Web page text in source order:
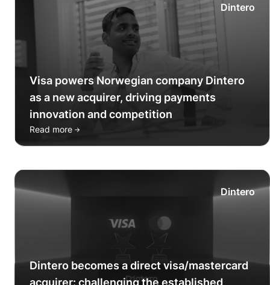
Dintero
Visa powers Norwegian company Dintero
as a new acquirer, driving payments
innovation and competition
Read more →
Dintero
Dintero becomes a direct visa/mastercard
acquirer: challenging the established